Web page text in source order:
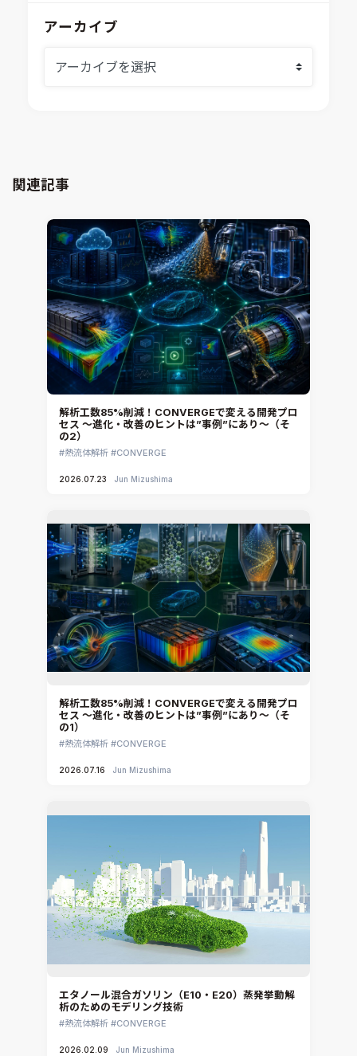
システムシミュレーション
CAD連携・CAE業務支援
MBDプロセス構築コンサルティング
CAEエンジニアリングコンサルティング
音響設計
CAE分野におけるAIコンサルティング
システム構築と開発
modeFRONTIER
Ansys SCADE
Virtual Environment
CONVERGE
iconCFD
SIMULIA Abaqus Unified FEA
Simcenter Flotherm
Simcenter Flotherm XT
Ansys Electronics
DEMITASNX
Simcenter 3D Acoustics
Rocky
CATIA V5 Analysis
3DEXPERIENCE SIMULIA
ennovaCFD
MpCCI
Ansys Granta MI
Ansys Granta Selector
IDAJからのお知らせ
アーカイブ
関連記事
解析工数85%削減！CONVERGEで変える開発プロ
セス ～進化・改善のヒントは”事例”にあり～（そ
の2）
熱流体解析 CONVERGE
2026.07.23 Jun Mizushima
解析工数85%削減！CONVERGEで変える開発プロ
セス ～進化・改善のヒントは”事例”にあり～（そ
の1）
熱流体解析 CONVERGE
2026.07.16 Jun Mizushima
エタノール混合ガソリン（E10・E20）蒸発挙動解
析のためのモデリング技術
熱流体解析 CONVERGE
2026.02.09 Jun Mizushima